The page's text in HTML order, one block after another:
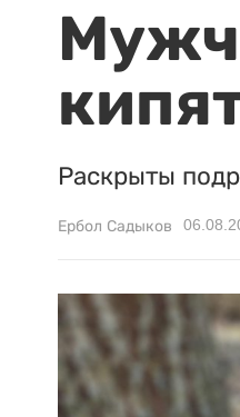
Раскрыты
Ербол Садыков